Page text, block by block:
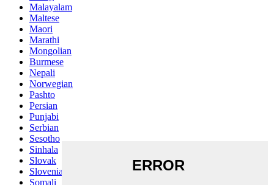
Malayalam
Maltese
Maori
Marathi
Mongolian
Burmese
Nepali
Norwegian
Pashto
Persian
Punjabi
Serbian
Sesotho
Sinhala
Slovak
Slovenian
Somali